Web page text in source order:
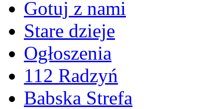
Gotuj z nami
Stare dzieje
Ogłoszenia
112 Radzyń
Babska Strefa